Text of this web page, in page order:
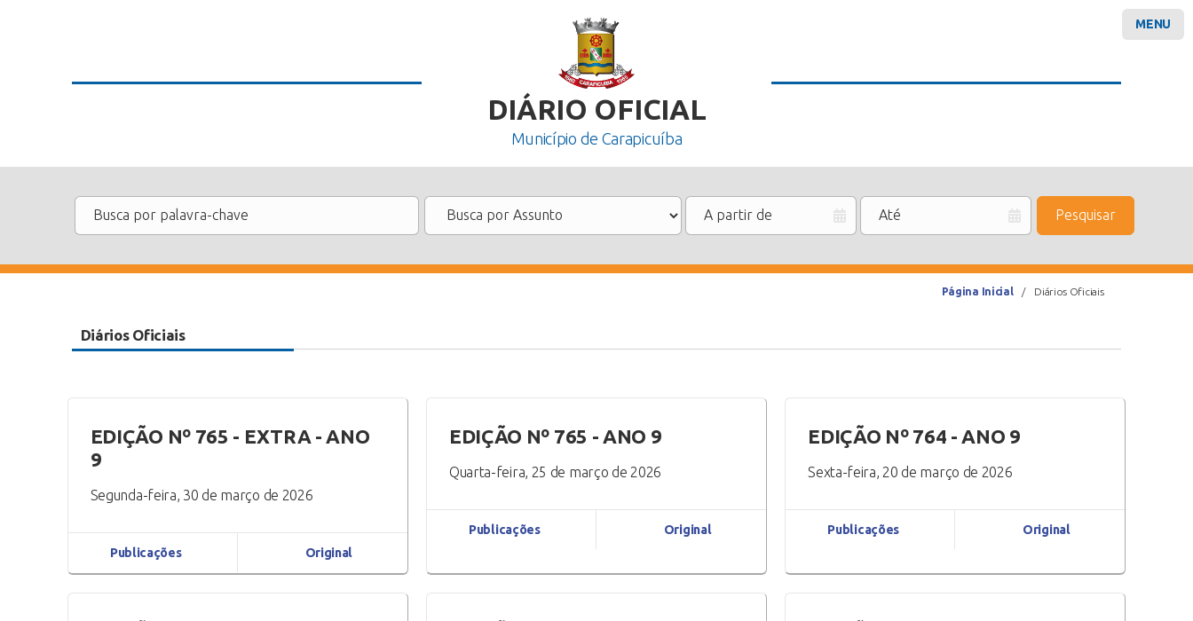
DIÁRIO OFICIAL
Município de Carapicuíba
Pesquisar
MENU
Página Inicial Diários Oficiais
Diários Oficiais
EDIÇÃO Nº 765 - EXTRA - ANO
9
Segunda-feira, 30 de março de 2026
Publicações Original
EDIÇÃO Nº 765 - ANO 9
Quarta-feira, 25 de março de 2026
Publicações Original
EDIÇÃO Nº 764 - ANO 9
Sexta-feira, 20 de março de 2026
Publicações Original